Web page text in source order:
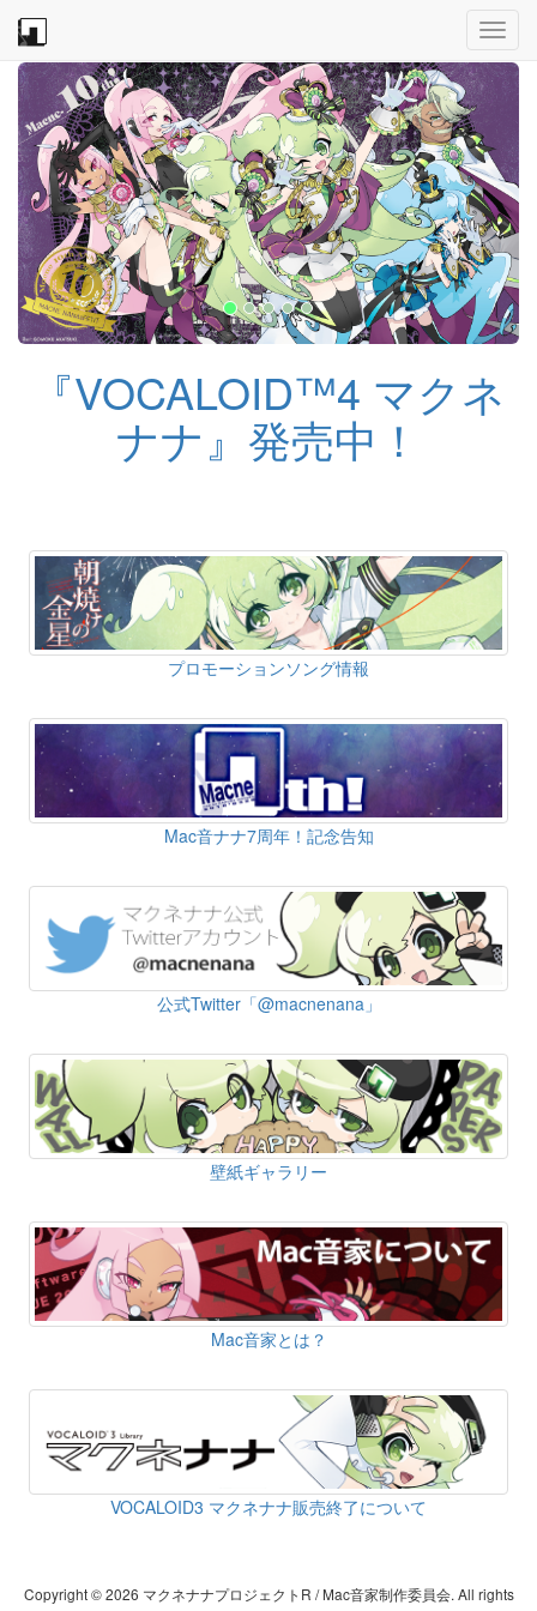
『VOCALOID™4 マクネ
ナナ』発売中！
プロモーションソング情報
Mac音ナナ7周年！記念告知
公式Twitter「@macnenana」
壁紙ギャラリー
Mac音家とは？
VOCALOID3 マクネナナ販売終了について
Copyright © 2026 マクネナナプロジェクトR / Mac音家制作委員会. All rights